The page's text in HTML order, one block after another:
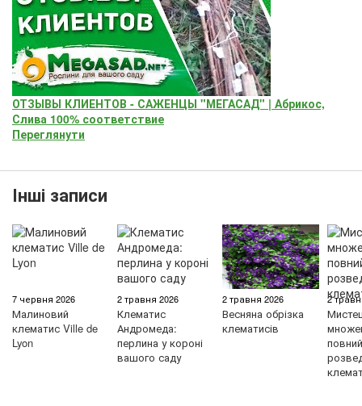
ОТЗЫВЫ КЛИЕНТОВ - САЖЕНЦЫ "МЕГАСАД" | Абрикос,
Слива 100% соответствие
Переглянути
Інші записи
7 червня 2026
Малиновий
клематис Ville de
Lyon
2 травня 2026
Клематис
Андромеда:
перлина у короні
вашого саду
2 травня 2026
Весняна обрізка
клематисів
2
повний